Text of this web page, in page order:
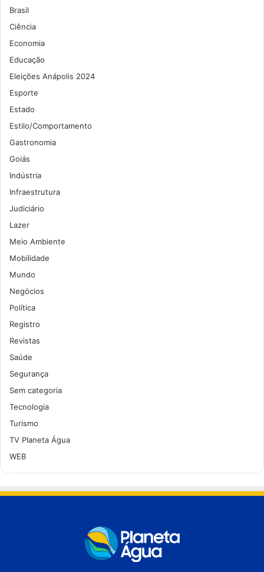
Brasil
Ciência
Economia
Educação
Eleições Anápolis 2024
Esporte
Estado
Estilo/Comportamento
Gastronomia
Goiás
Indústria
Infraestrutura
Judiciário
Lazer
Meio Ambiente
Mobilidade
Mundo
Negócios
Política
Registro
Revistas
Saúde
Segurança
Sem categoria
Tecnologia
Turismo
TV Planeta Água
WEB